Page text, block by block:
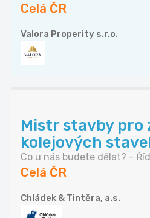
Celá ČR
Valora Properity s.r.o.
Mistr stavby pro
kolejových
Co u nás budete dělat? -
Celá ČR
Chládek & Tintěra, a.s.